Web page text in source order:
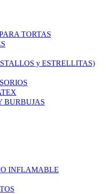
TORTAS
y ESTRELLITAS)
BURBUJAS
INFLAMABLE